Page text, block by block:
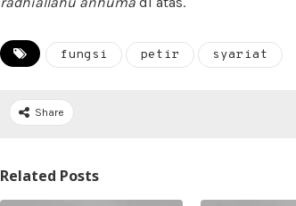
fungsi petir syariat
Share
Related Posts